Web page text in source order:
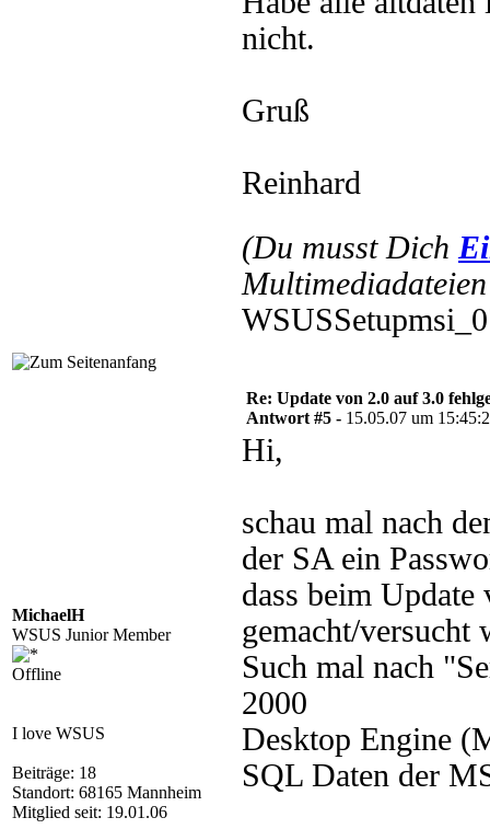
nicht.
Gruß
Reinhard
(Du musst Dich
MichaelH
WSUS Junior Member
Offline
I love WSUS
Beiträge: 18
Standort: 68165 Mannheim
Mitglied seit: 19.01.06
Re: Update von 2.0 auf 3.0
Antwort #5 - 15.05.07 um
Hi,
schau mal nach
der SA ein
dass beim
gemacht/versucht
Such mal nach
2000
Desktop Engine
SQL Daten der